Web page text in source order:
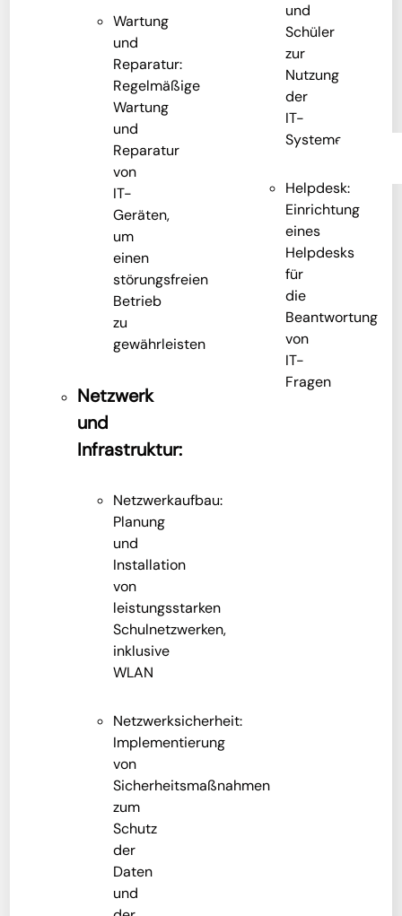
Wartung
und
Reparatur:
Regelmäßige
Wartung
und
Reparatur
von
IT-
Geräten,
um
einen
störungsfreien
Betrieb
zu
gewährleisten
Netzwerk
und
Infrastruktur:
Netzwerkaufbau:
Planung
und
Installation
von
leistungsstarken
Schulnetzwerken,
inklusive
WLAN
Netzwerksicherheit:
Implementierung
von
Sicherheitsmaßnahmen
zum
Schutz
der
Daten
und
und
Schüler
zur
Nutzung
der
IT-
Systeme
Helpdesk:
Einrichtung
eines
Helpdesks
für
die
Beantwortung
von
IT-
Fragen